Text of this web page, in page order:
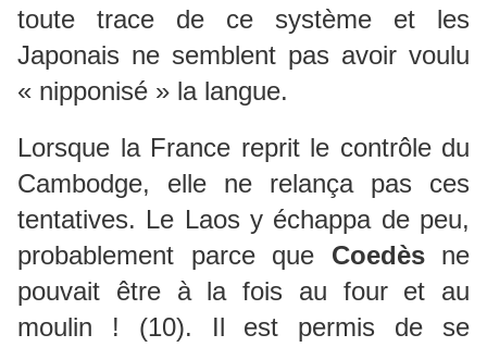
toute trace de ce système et les
Japonais ne semblent pas avoir voulu
« nipponisé » la langue.
Lorsque la France reprit le contrôle du
Cambodge, elle ne relança pas ces
tentatives. Le Laos y échappa de peu,
probablement parce que Coedèsne
pouvait être à la fois au four et au
moulin ! (10). Il est permis de se